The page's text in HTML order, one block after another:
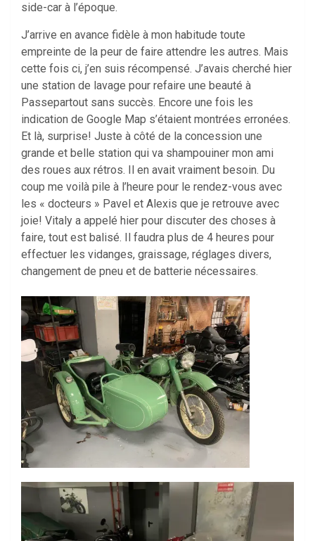
side-car à l’époque.
J’arrive en avance fidèle à mon habitude toute
empreinte de la peur de faire attendre les autres. Mais
cette fois ci, j’en suis récompensé. J’avais cherché hier
une station de lavage pour refaire une beauté à
Passepartout sans succès. Encore une fois les
indication de Google Map s’étaient montrées erronées.
Et là, surprise! Juste à côté de la concession une
grande et belle station qui va shampouiner mon ami
des roues aux rétros. Il en avait vraiment besoin. Du
coup me voilà pile à l’heure pour le rendez-vous avec
les « docteurs » Pavel et Alexis que je retrouve avec
joie! Vitaly a appelé hier pour discuter des choses à
faire, tout est balisé. Il faudra plus de 4 heures pour
effectuer les vidanges, graissage, réglages divers,
changement de pneu et de batterie nécessaires.